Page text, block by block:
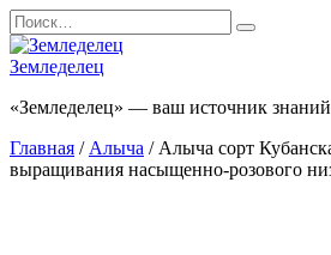
Перейти
к
содержанию
Search
for:
Земледелец
«Земледелец» — ваш источник знаний
Главная / Алыча / Алыча сорт
выращивания насыщенно-розового